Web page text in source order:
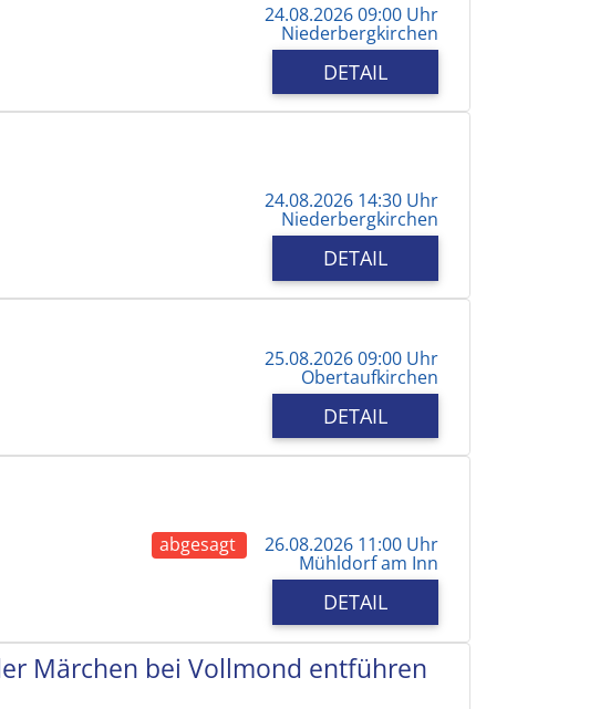
24.08.2026 09:00 Uhr
Niederbergkirchen
DETAIL
24.08.2026 14:30 Uhr
Niederbergkirchen
DETAIL
25.08.2026 09:00 Uhr
Obertaufkirchen
DETAIL
abgesagt 26.08.2026 11:00 Uhr
Mühldorf am Inn
DETAIL
Märchen bei Vollmond entführen